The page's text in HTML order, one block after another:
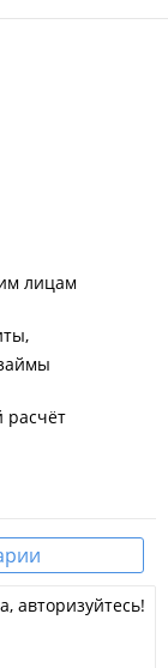
лицам
расчёт
авторизуйтесь!